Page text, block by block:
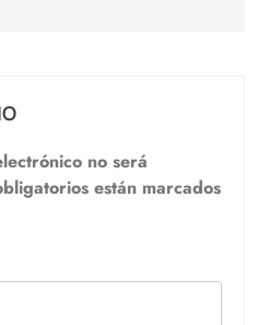
no será
están marcados